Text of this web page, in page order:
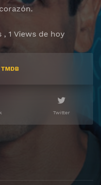
, 1 Views de hoy
TMDB
Twitter